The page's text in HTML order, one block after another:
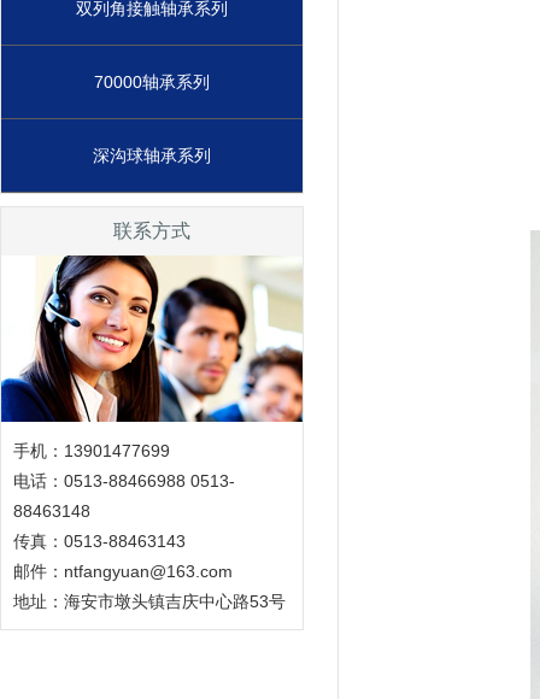
双列角接触轴承系列
70000轴承系列
深沟球轴承系列
联系方式
手机：13901477699
电话：0513-88466988 0513-
88463148
传真：0513-88463143
邮件：ntfangyuan@163.com
地址：海安市墩头镇吉庆中心路53号